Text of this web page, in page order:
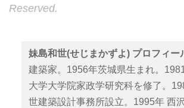
Reserved.
妹島和世(せじまかずよ) プロフィー
建築家。1956年茨城県生まれ。
大学大学院家政学研究科を修了。
世建築設計事務所設立。1995年 西